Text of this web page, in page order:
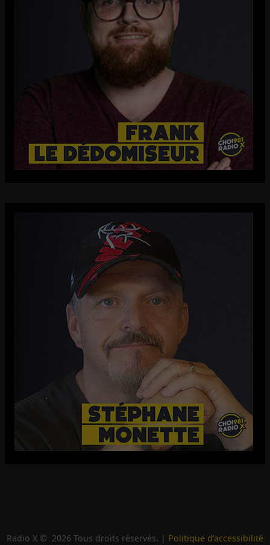
Radio X © 2026 Tous droits réservés. | Politique d'accessibilité